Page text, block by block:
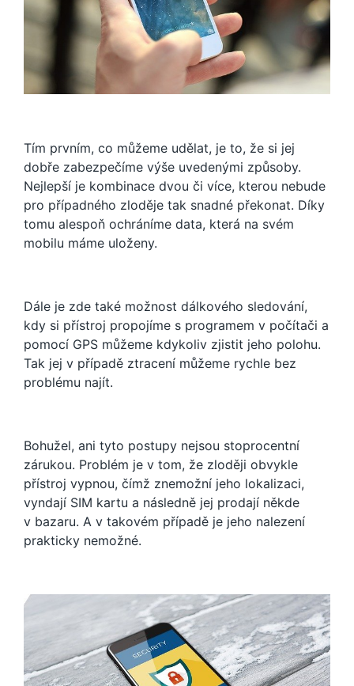
Tím prvním, co můžeme udělat, je to, že si jej
dobře zabezpečíme výše uvedenými způsoby.
Nejlepší je kombinace dvou či více, kterou nebude
pro případného zloděje tak snadné překonat. Díky
tomu alespoň ochráníme data, která na svém
mobilu máme uloženy.
Dále je zde také možnost dálkového sledování,
kdy si přístroj propojíme s programem v počítači a
pomocí GPS můžeme kdykoliv zjistit jeho polohu.
Tak jej v případě ztracení můžeme rychle bez
problému najít.
Bohužel, ani tyto postupy nejsou stoprocentní
zárukou. Problém je v tom, že zloději obvykle
přístroj vypnou, čímž znemožní jeho lokalizaci,
vyndají SIM kartu a následně jej prodají někde
v bazaru. A v takovém případě je jeho nalezení
prakticky nemožné.